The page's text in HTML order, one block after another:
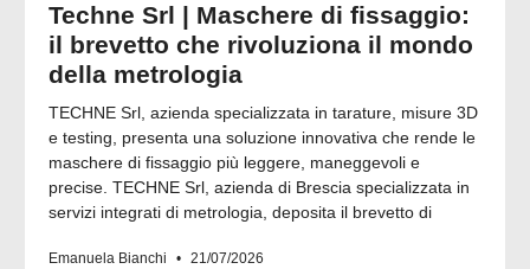
Techne Srl | Maschere di fissaggio:
il brevetto che rivoluziona il mondo
della metrologia
TECHNE Srl, azienda specializzata in tarature, misure 3D
e testing, presenta una soluzione innovativa che rende le
maschere di fissaggio più leggere, maneggevoli e
precise. TECHNE Srl, azienda di Brescia specializzata in
servizi integrati di metrologia, deposita il brevetto di
Emanuela Bianchi 21/07/2026